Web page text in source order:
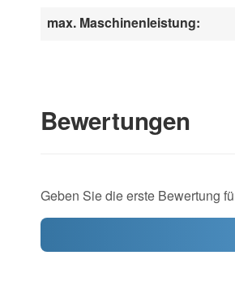
max. Maschinenleistung:
Bewertungen
Geben Sie die erste Bewertung